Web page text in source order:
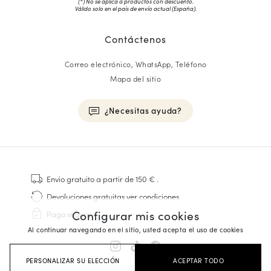
Configurar mis cookies
Al continuar navegando en el sitio, usted acepta el uso de cookies
PERSONALIZAR SU ELECCIÓN ACEPTAR TODO
Válido solo en el país de envío actual (España).
Contáctenos
Correo electrónico, WhatsApp, Teléfono
Mapa del sitio
¿Necesitas ayuda?
Zapatillas
Cosido Goodyear
Derbies y Richelieu
Zapatos Richelieu Hombre
Mocasines
Sandalias y Alpargatas
Maletines Business
Envio gratuitoa partir de 150 € .
Devoluciones gratuitasver condiciones
Pago seguro